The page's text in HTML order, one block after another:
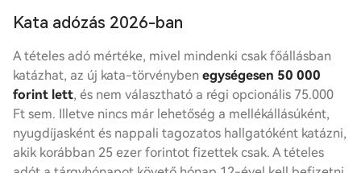
Kata adózás 2026-ban
A tételes adó mértéke, mivel mindenki csak főállásban
katázhat, az új kata-törvényben egységesen 50 000
forint lett, és nem választható a régi opcionális 75.000
Ft sem. Illetve nincs már lehetőség a mellékállásúként,
nyugdíjasként és nappali tagozatos hallgatóként katázni,
akik korábban 25 ezer forintot fizettek csak. A tételes